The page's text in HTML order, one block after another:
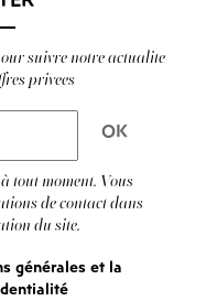
suivre notre actualite
privees
tout moment. Vous
de contact dans
du site.
générales et la